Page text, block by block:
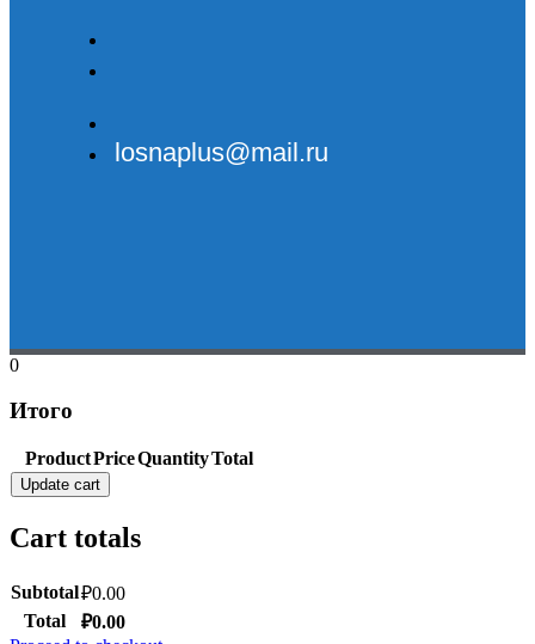
losnaplus@mail.ru
0
Итого
ProductPriceQuantityTotal
Update cart
Cart totals
Subtotal₽0.00
Total
₽0.00